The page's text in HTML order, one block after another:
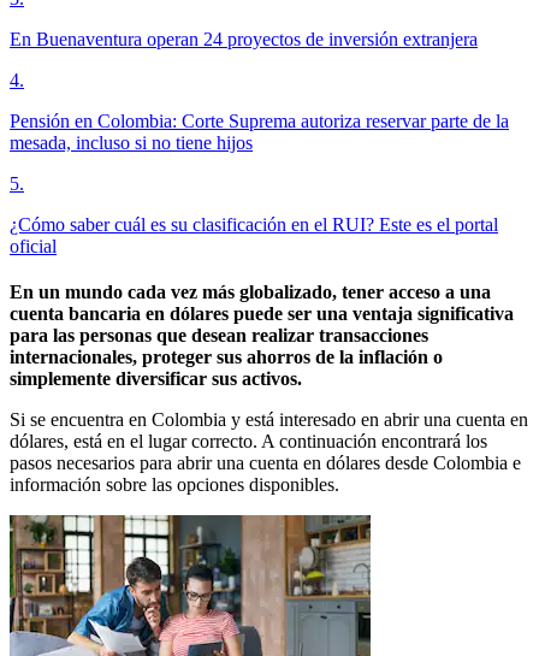
En Buenaventura operan 24 proyectos de inversión extranjera
4.
Pensión en Colombia: Corte Suprema autoriza reservar parte de la
mesada, incluso si no tiene hijos
5.
¿Cómo saber cuál es su clasificación en el RUI? Este es el portal
oficial
En un mundo cada vez más globalizado, tener acceso a una
cuenta bancaria en dólares puede ser una ventaja significativa
para las personas que desean realizar transacciones
internacionales, proteger sus ahorros de la inflación o
simplemente diversificar sus activos.
Si se encuentra en Colombia y está interesado en abrir una cuenta en
dólares, está en el lugar correcto. A continuación encontrará los
pasos necesarios para abrir una cuenta en dólares desde Colombia e
información sobre las opciones disponibles.